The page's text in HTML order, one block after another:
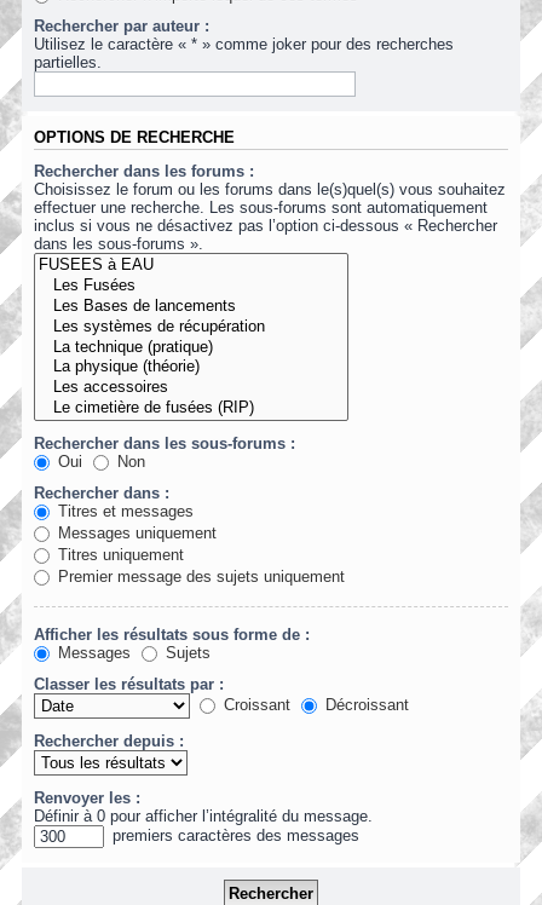
Rechercher par auteur :
Utilisez le caractère « * » comme joker pour des recherches
partielles.
OPTIONS DE RECHERCHE
Rechercher dans les forums :
Choisissez le forum ou les forums dans le(s)quel(s) vous souhaitez
effectuer une recherche. Les sous-forums sont automatiquement
inclus si vous ne désactivez pas l’option ci-dessous « Rechercher
dans les sous-forums ».
Rechercher dans les sous-forums :
Oui
Non
Rechercher dans :
Titres et messages
Messages uniquement
Titres uniquement
Premier message des sujets uniquement
Afficher les résultats sous forme de :
Messages
Sujets
Classer les résultats par :
Croissant
Décroissant
Rechercher depuis :
Renvoyer les :
Définir à 0 pour afficher l’intégralité du message.
premiers caractères des messages